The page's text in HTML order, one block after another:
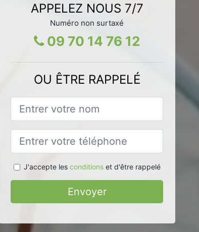
APPELEZ NOUS 7/7
Numéro non surtaxé
09 70 14 76 12
OU ÊTRE RAPPELÉ
J'accepte les conditionset d'être rappelé
Envoyer